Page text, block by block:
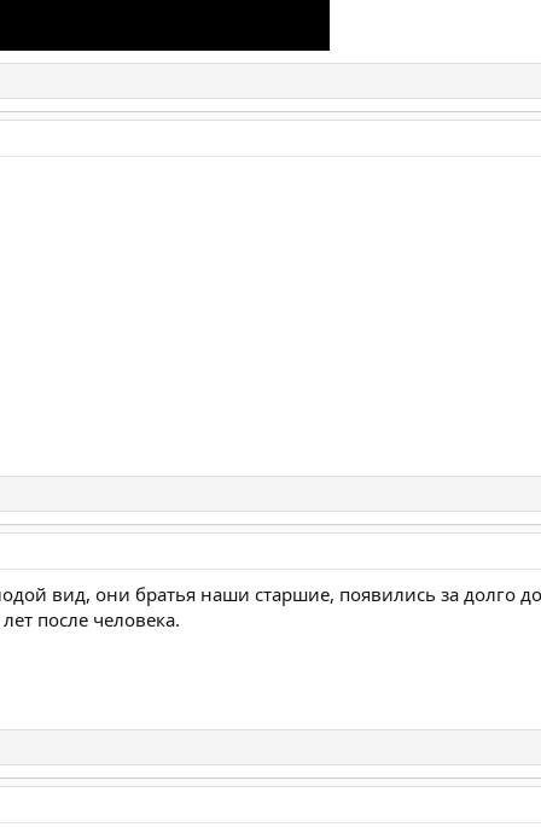
вид, они братья наши старшие, появились за долго
после человека.